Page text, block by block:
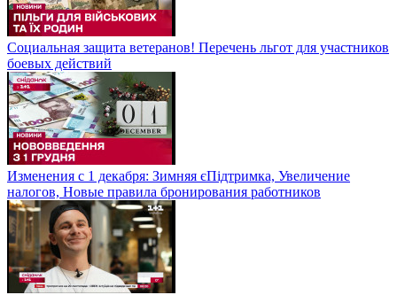
Социальная защита ветеранов! Перечень льгот для участников
боевых действий
Изменения с 1 декабря: Зимняя єПідтримка, Увеличение
налогов, Новые правила бронирования работников